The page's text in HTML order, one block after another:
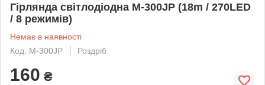
Гірлянда світлодіодна M-300JP (18m / 270LED
/ 8 режимів)
Немає в наявності
Код: M-300JP
Роздріб
160 ₴